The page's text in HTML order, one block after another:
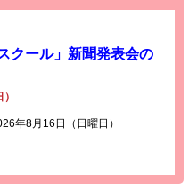
クール」新聞発表会の
年8月16日（日曜日）